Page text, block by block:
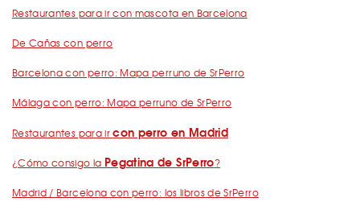
Restaurantes para ir con mascota en Barcelona
De Cañas con perro
Barcelona con perro: Mapa perruno de SrPerro
Málaga con perro: Mapa perruno de SrPerro
Restaurantes para ircon perro en Madrid
¿Cómo consigo la Pegatina de SrPerro?
Madrid / Barcelona con perro: los libros de SrPerro